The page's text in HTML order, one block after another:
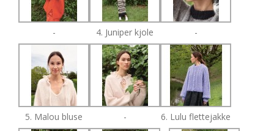
- 4. Juniper kjole -
5. Malou bluse - 6. Lulu flettejakke